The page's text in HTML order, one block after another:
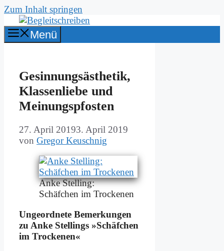
Zum Inhalt springen
Menü
Ge­sin­nungs­äs­the­tik,
Klas­sen­lie­be und
Mei­nungs­pfo­sten
27. April 20193. April 2019
von Gregor Keuschnig
An­ke Stel­ling:
Schäf­chen im Trocke­nen
Un­ge­ord­ne­te Be­mer­kun­gen
zu An­ke Stel­lings »Schäf­chen
im Trocke­nen«